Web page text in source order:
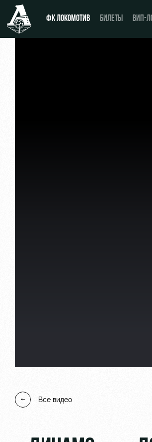
ФК ЛОКОМОТИВ БИЛЕТЫ ВИП-
Руководство
Все видео